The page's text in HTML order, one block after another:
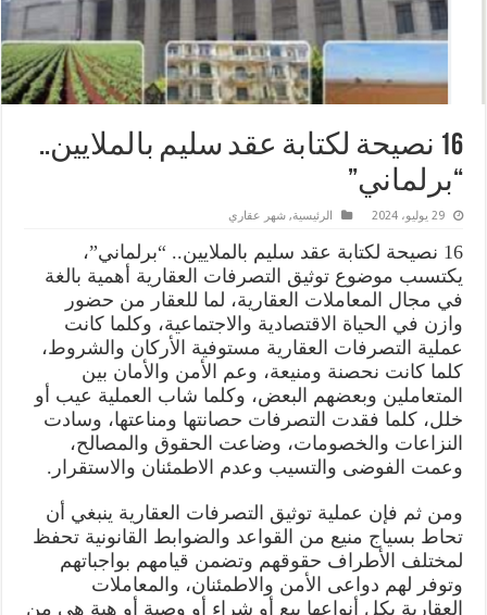
16 نصيحة لكتابة عقد سليم بالملايين..
“برلماني”
29 يوليو، 2024 الرئيسية,شهر عقاري
16 نصيحة لكتابة عقد سليم بالملايين.. “برلماني”،
يكتسىب موضوع توثيق التصرفات العقارية أهمية بالغة
في مجال المعاملات العقارية، لما للعقار من حضور
وازن في الحياة الاقتصادية والاجتماعية، وكلما كانت
عملية التصرفات العقارية مستوفية الأركان والشروط،
كلما كانت نحصنة ومنيعة، وعم الأمن والأمان بين
المتعاملين وبعضهم البعض، وكلما شاب العملية عيب أو
خلل، كلما فقدت التصرفات حصانتها ومناعتها، وسادت
النزاعات والخصومات، وضاعت الحقوق والمصالح،
وعمت الفوضى والتسيب وعدم الاطمئنان والاستقرار.
ومن ثم فإن عملية توثيق التصرفات العقارية ينبغي أن
تحاط بسياج منيع من القواعد والضوابط القانونية تحفظ
لمختلف الأطراف حقوقهم وتضمن قيامهم بواجباتهم
وتوفر لهم دواعى الأمن والاطمئنان، والمعاملات
العقارية بكل أنواعها بيع أو شراء أو وصية أو هبة هى من